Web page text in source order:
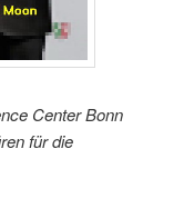
Center Bonn
für die